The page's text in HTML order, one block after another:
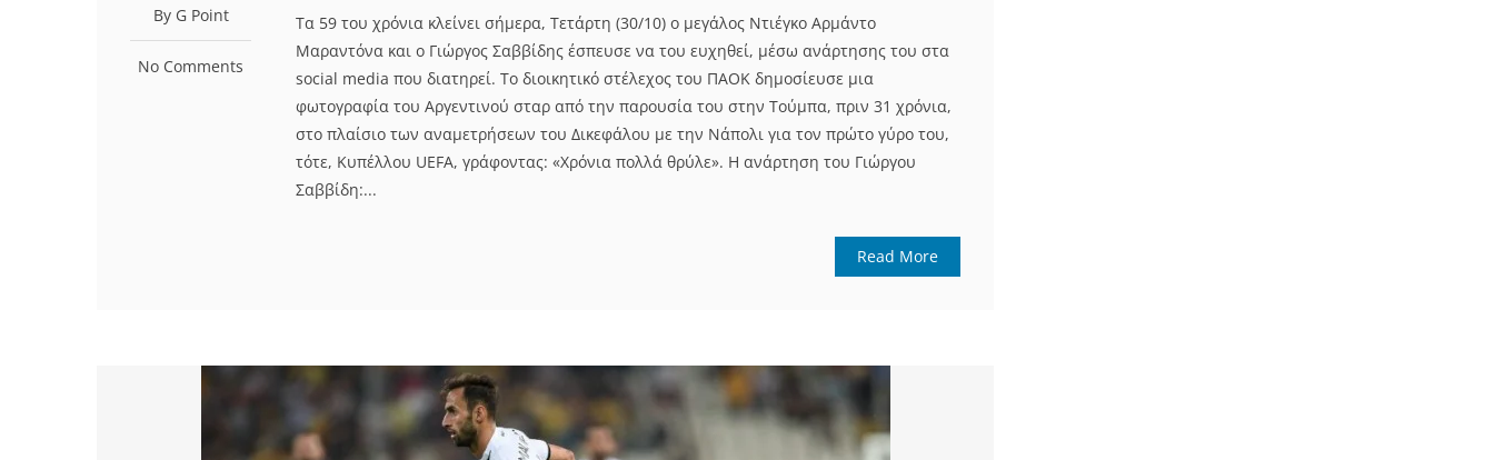
By G Point
No Comments
Τα 59 του χρόνια κλείνει σήμερα, Τετάρτη (30/10) ο μεγάλος Ντιέγκο Αρμάντο
Μαραντόνα και ο Γιώργος Σαββίδης έσπευσε να του ευχηθεί, μέσω ανάρτησης του στα
social media που διατηρεί. Το διοικητικό στέλεχος του ΠΑΟΚ δημοσίευσε μια
φωτογραφία του Αργεντινού σταρ από την παρουσία του στην Τούμπα, πριν 31 χρόνια,
στο πλαίσιο των αναμετρήσεων του Δικεφάλου με την Νάπολι για τον πρώτο γύρο του,
τότε, Κυπέλλου UEFA, γράφοντας: «Χρόνια πολλά θρύλε». Η ανάρτηση του Γιώργου
Σαββίδη:...
Read More